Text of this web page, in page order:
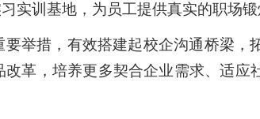
实训基地，为员工提供真实的职场锻
举措，有效搭建起校企沟通桥梁，
革，培养更多契合企业需求、适应